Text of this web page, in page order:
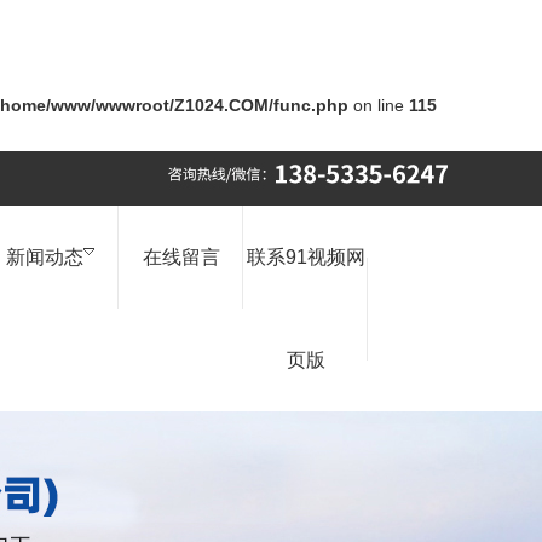
www/wwwroot/Z1024.COM/func.php on line 115
新闻动态 在线留言 联系91视频网
页版